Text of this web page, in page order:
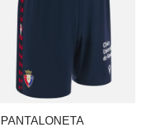
PANTALONETA